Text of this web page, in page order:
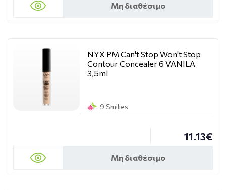
Μη διαθέσιμο
NYX PM Can't Stop Won't Stop
Contour Concealer 6 VANILA
3,5ml
9 Smilies
11.13€
Μη διαθέσιμο